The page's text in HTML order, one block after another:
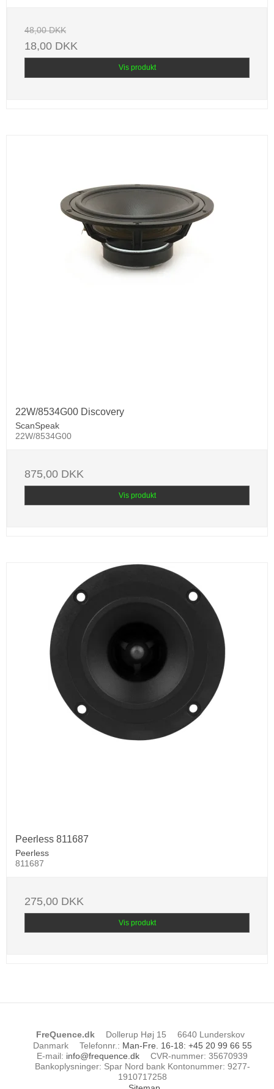
48,00 DKK
18,00 DKK
Vis produkt
22W/8534G00 Discovery
ScanSpeak
22W/8534G00
875,00 DKK
Vis produkt
Peerless 811687
Peerless
811687
275,00 DKK
Vis produkt
FreQuence.dk Dollerup Høj 15
6640 Lunderskov
Danmark
Telefonnr. : Man-Fre. 16-18: +45 20 99 66 55
E-mail: info@frequence.dk CVR-nummer: 35670939
Bankoplysninger: Spar Nord bank Kontonummer: 9277-
1910717258